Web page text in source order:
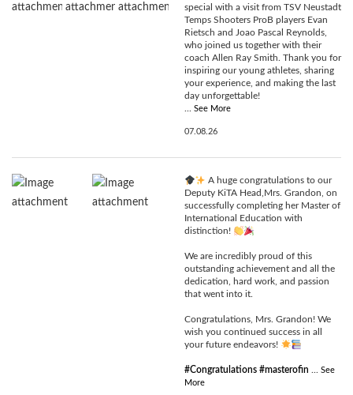
special with a visit from TSV Neustadt
Temps Shooters ProB players Evan
Rietsch and Joao Pascal Reynolds,
who joined us together with their
coach Allen Ray Smith. Thank you for
inspiring our young athletes, sharing
your experience, and making the last
day unforgettable!
... See More
07.08.26
A huge congratulations to our
Deputy KiTA Head,Mrs. Grandon, on
successfully completing her Master of
International Education with
distinction!
We are incredibly proud of this
outstanding achievement and all the
dedication, hard work, and passion
that went into it.
Congratulations, Mrs. Grandon! We
wish you continued success in all
your future endeavors!
#Congratulations #masterofin ... See
More